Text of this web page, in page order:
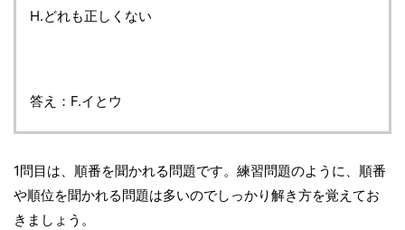
H.どれも正しくない
答え：F.イとウ
1問目は、順番を聞かれる問題です。練習問題のように、順番
や順位を聞かれる問題は多いのでしっかり解き方を覚えてお
きましょう。